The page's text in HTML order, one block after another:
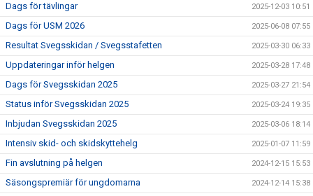
Dags för tävlingar 2025-12-03 10:51
Dags för USM 2026 2025-06-08 07:55
Resultat Svegsskidan / Svegsstafetten 2025-03-30 06:33
Uppdateringar inför helgen 2025-03-28 17:48
Dags för Svegsskidan 2025 2025-03-27 21:54
Status inför Svegsskidan 2025 2025-03-24 19:35
Inbjudan Svegsskidan 2025 2025-03-06 18:14
Intensiv skid- och skidskyttehelg 2025-01-07 11:59
Fin avslutning på helgen 2024-12-15 15:53
Säsongspremiär för ungdomarna 2024-12-14 15:38